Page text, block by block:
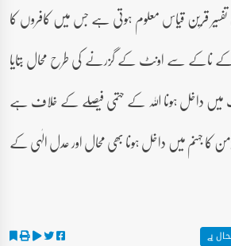
قرین قیاس معلوم ہوتی ہے جس میں کافروں کا
ناکے سے اونٹ کے گزرنے کی طرح محال بتایا
داخل ہونا اللہ کے حتمی فیصلے کے خلاف ہے
کا جہنم میں داخل ہونا بھی محال اور عدل الٰہی کے
ہے